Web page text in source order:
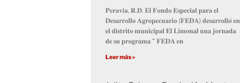
𝐏𝐞𝐫𝐚𝐯𝐢𝐚, 𝐑.𝐃. 𝐄𝐥 𝐅𝐨𝐧𝐝𝐨 𝐄𝐬𝐩𝐞𝐜𝐢𝐚𝐥 𝐩𝐚𝐫𝐚 𝐞𝐥
𝐃𝐞𝐬𝐚𝐫𝐫𝐨𝐥𝐥𝐨 𝐀𝐠𝐫𝐨𝐩𝐞𝐜𝐮𝐚𝐫𝐢𝐨 (𝐅𝐄𝐃𝐀) 𝐝𝐞𝐬𝐚𝐫𝐫𝐨𝐥𝐥𝐨́ 𝐞𝐧
𝐞𝐥 𝐝𝐢𝐬𝐭𝐫𝐢𝐭𝐨 𝐦𝐮𝐧𝐢𝐜𝐢𝐩𝐚𝐥 𝐄𝐥 𝐋𝐢𝐦𝐨𝐧𝐚𝐥 𝐮𝐧𝐚 𝐣𝐨𝐫𝐧𝐚𝐝𝐚
𝐝𝐞 𝐬𝐮 𝐩𝐫𝐨𝐠𝐫𝐚𝐦𝐚 “ 𝐅𝐄𝐃𝐀 𝐞𝐧
Leer más »